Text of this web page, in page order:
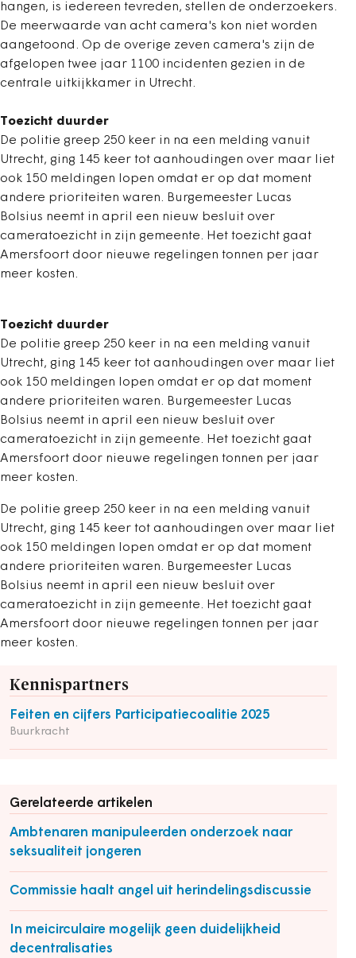
hangen, is iedereen tevreden, stellen de onderzoekers.
De meerwaarde van acht camera's kon niet worden
aangetoond. Op de overige zeven camera's zijn de
afgelopen twee jaar 1100 incidenten gezien in de
centrale uitkijkkamer in Utrecht.
Toezicht duurder
De politie greep 250 keer in na een melding vanuit
Utrecht, ging 145 keer tot aanhoudingen over maar liet
ook 150 meldingen lopen omdat er op dat moment
andere prioriteiten waren. Burgemeester Lucas
Bolsius neemt in april een nieuw besluit over
cameratoezicht in zijn gemeente. Het toezicht gaat
Amersfoort door nieuwe regelingen tonnen per jaar
meer kosten.
Toezicht duurder
De politie greep 250 keer in na een melding vanuit
Utrecht, ging 145 keer tot aanhoudingen over maar liet
ook 150 meldingen lopen omdat er op dat moment
andere prioriteiten waren. Burgemeester Lucas
Bolsius neemt in april een nieuw besluit over
cameratoezicht in zijn gemeente. Het toezicht gaat
Amersfoort door nieuwe regelingen tonnen per jaar
meer kosten.
De politie greep 250 keer in na een melding vanuit
Utrecht, ging 145 keer tot aanhoudingen over maar liet
ook 150 meldingen lopen omdat er op dat moment
andere prioriteiten waren. Burgemeester Lucas
Bolsius neemt in april een nieuw besluit over
cameratoezicht in zijn gemeente. Het toezicht gaat
Amersfoort door nieuwe regelingen tonnen per jaar
meer kosten.
Kennispartners
Feiten en cijfers Participatiecoalitie 2025
Buurkracht
Gerelateerde artikelen
Ambtenaren manipuleerden onderzoek naar
seksualiteit jongeren
Commissie haalt angel uit herindelingsdiscussie
In meicirculaire mogelijk geen duidelijkheid
decentralisaties